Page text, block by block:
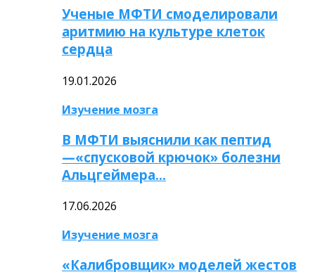
Ученые МФТИ смоделировали
аритмию на культуре клеток
сердца
19.01.2026
Изучение мозга
В МФТИ выяснили как пептид
—«спусковой крючок» болезни
Альцгеймера…
17.06.2026
Изучение мозга
«Калибровщик» моделей жестов